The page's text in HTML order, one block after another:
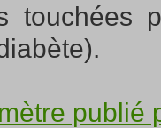
touchées
publié